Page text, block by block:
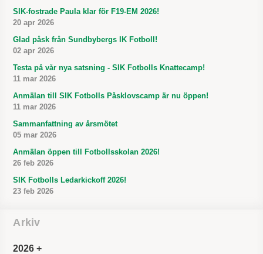
SIK-fostrade Paula klar för F19-EM 2026!
20 apr 2026
Glad påsk från Sundbybergs IK Fotboll!
02 apr 2026
Testa på vår nya satsning - SIK Fotbolls Knattecamp!
11 mar 2026
Anmälan till SIK Fotbolls Påsklovscamp är nu öppen!
11 mar 2026
Sammanfattning av årsmötet
05 mar 2026
Anmälan öppen till Fotbollsskolan 2026!
26 feb 2026
SIK Fotbolls Ledarkickoff 2026!
23 feb 2026
Arkiv
2026